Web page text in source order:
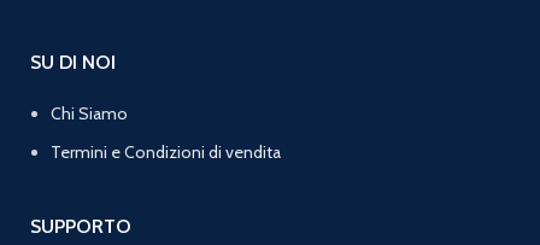
SU DI NOI
Chi Siamo
Termini e Condizioni di vendita
SUPPORTO